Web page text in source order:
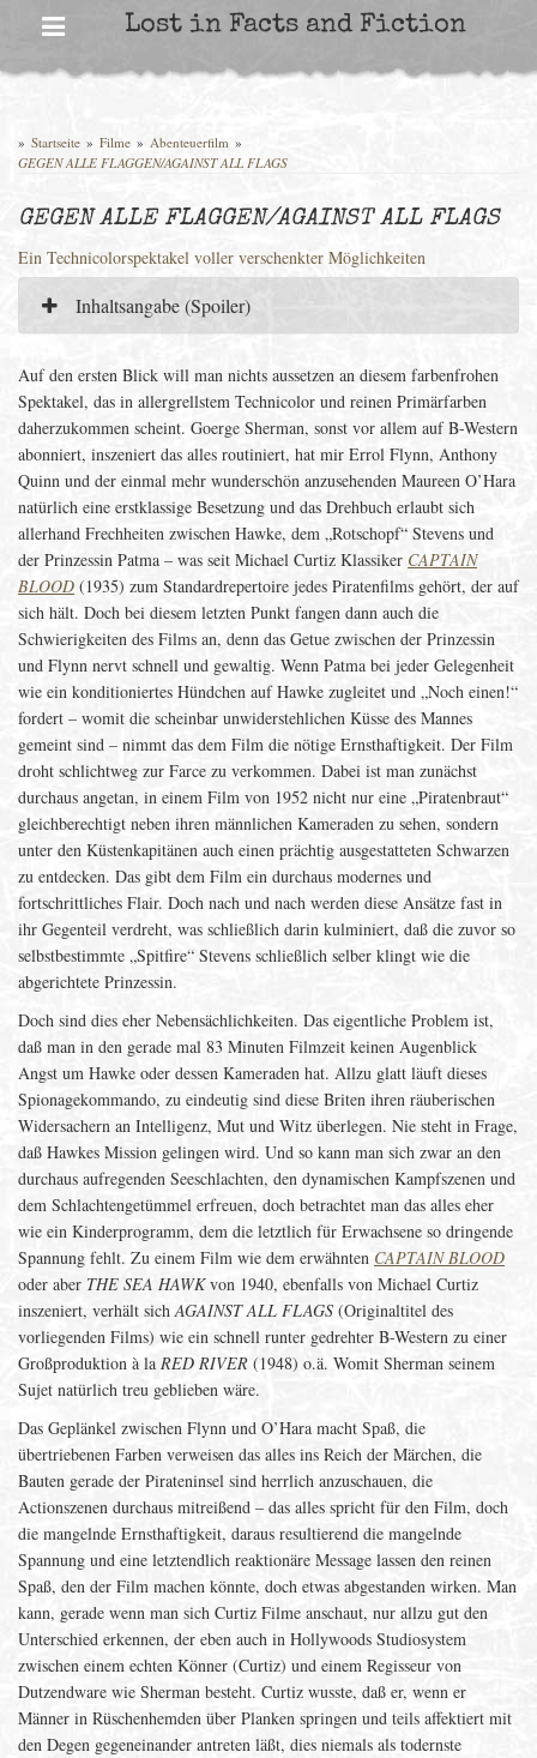
Lost in Facts and Fiction
» Startseite » Filme » Abenteuerfilm »
GEGEN ALLE FLAGGEN/AGAINST ALL FLAGS
GEGEN ALLE FLAGGEN/AGAINST ALL FLAGS
Ein Technicolorspektakel voller verschenkter Möglichkeiten
Inhaltsangabe (Spoiler)
Auf den ersten Blick will man nichts aussetzen an diesem farbenfrohen
Spektakel, das in allergrellstem Technicolor und reinen Primärfarben
daherzukommen scheint. Goerge Sherman, sonst vor allem auf B-Western
abonniert, inszeniert das alles routiniert, hat mir Errol Flynn, Anthony
Quinn und der einmal mehr wunderschön anzusehenden Maureen O’Hara
natürlich eine erstklassige Besetzung und das Drehbuch erlaubt sich
allerhand Frechheiten zwischen Hawke, dem „Rotschopf“ Stevens und
der Prinzessin Patma – was seit Michael Curtiz Klassiker CAPTAIN
BLOOD (1935) zum Standardrepertoire jedes Piratenfilms gehört, der auf
sich hält. Doch bei diesem letzten Punkt fangen dann auch die
Schwierigkeiten des Films an, denn das Getue zwischen der Prinzessin
und Flynn nervt schnell und gewaltig. Wenn Patma bei jeder Gelegenheit
wie ein konditioniertes Hündchen auf Hawke zugleitet und „Noch einen!“
fordert – womit die scheinbar unwiderstehlichen Küsse des Mannes
gemeint sind – nimmt das dem Film die nötige Ernsthaftigkeit. Der Film
droht schlichtweg zur Farce zu verkommen. Dabei ist man zunächst
durchaus angetan, in einem Film von 1952 nicht nur eine „Piratenbraut“
gleichberechtigt neben ihren männlichen Kameraden zu sehen, sondern
unter den Küstenkapitänen auch einen prächtig ausgestatteten Schwarzen
zu entdecken. Das gibt dem Film ein durchaus modernes und
fortschrittliches Flair. Doch nach und nach werden diese Ansätze fast in
ihr Gegenteil verdreht, was schließlich darin kulminiert, daß die zuvor so
selbstbestimmte „Spitfire“ Stevens schließlich selber klingt wie die
abgerichtete Prinzessin.
Doch sind dies eher Nebensächlichkeiten. Das eigentliche Problem ist,
daß man in den gerade mal 83 Minuten Filmzeit keinen Augenblick
Angst um Hawke oder dessen Kameraden hat. Allzu glatt läuft dieses
Spionagekommando, zu eindeutig sind diese Briten ihren räuberischen
Widersachern an Intelligenz, Mut und Witz überlegen. Nie steht in Frage,
daß Hawkes Mission gelingen wird. Und so kann man sich zwar an den
durchaus aufregenden Seeschlachten, den dynamischen Kampfszenen und
dem Schlachtengetümmel erfreuen, doch betrachtet man das alles eher
wie ein Kinderprogramm, dem die letztlich für Erwachsene so dringende
Spannung fehlt. Zu einem Film wie dem erwähnten CAPTAIN BLOOD
oder aber THE SEA HAWKvon 1940, ebenfalls von Michael Curtiz
inszeniert, verhält sichAGAINST ALL FLAGS (Originaltitel des
vorliegenden Films) wie ein schnell runter gedrehter B-Western zu einer
Großproduktion à la RED RIVER (1948) o.ä. Womit Sherman seinem
Sujet natürlich treu geblieben wäre.
Das Geplänkel zwischen Flynn und O’Hara macht Spaß, die
übertriebenen Farben verweisen das alles ins Reich der Märchen, die
Bauten gerade der Pirateninsel sind herrlich anzuschauen, die
Actionszenen durchaus mitreißend – das alles spricht für den Film, doch
die mangelnde Ernsthaftigkeit, daraus resultierend die mangelnde
Spannung und eine letztendlich reaktionäre Message lassen den reinen
Spaß, den der Film machen könnte, doch etwas abgestanden wirken. Man
kann, gerade wenn man sich Curtiz Filme anschaut, nur allzu gut den
Unterschied erkennen, der eben auch in Hollywoods Studiosystem
zwischen einem echten Könner (Curtiz) und einem Regisseur von
Dutzendware wie Sherman besteht. Curtiz wusste, daß er, wenn er
Männer in Rüschenhemden über Planken springen und teils affektiert mit
den Degen gegeneinander antreten läßt, dies niemals als todernste